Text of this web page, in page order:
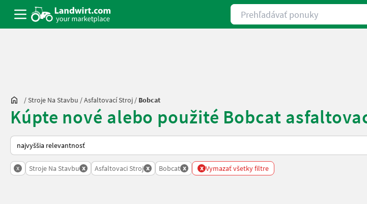
Prehľadávať ponuky
/Stroje Na Stavbu /Asfaltovací Stroj / Bobcat
Kúpte nové alebo použité Bobcat
Takto sa vykonáva triedenie na Landwirt.com
x Stroje Na Stavbu x Asfaltovaci Stroj x Bobcat x x Vymazať všetky filtre